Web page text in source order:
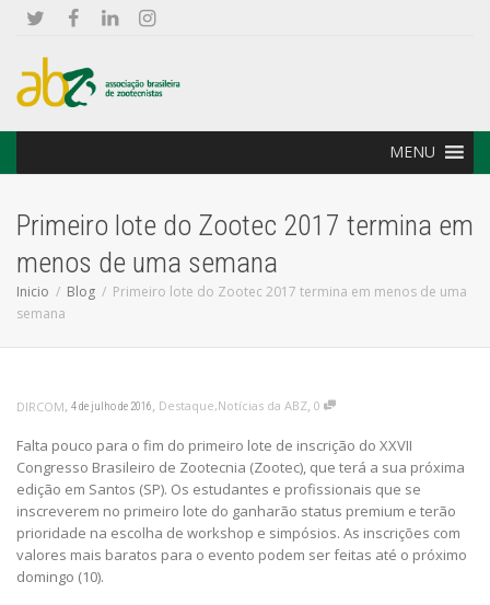
MENU
Primeiro lote do Zootec 2017 termina em
menos de uma semana
Inicio Blog
Primeiro lote do Zootec 2017 termina em menos de uma
semana
DIRCOM, 4 de julho de 2016, Destaque,Notícias da ABZ, 0
Falta pouco para o fim do primeiro lote de inscrição do XXVII
Congresso Brasileiro de Zootecnia (Zootec), que terá a sua próxima
edição em Santos (SP). Os estudantes e profissionais que se
inscreverem no primeiro lote do ganharão status premium e terão
prioridade na escolha de workshop e simpósios. As inscrições com
valores mais baratos para o evento podem ser feitas até o próximo
domingo (10).